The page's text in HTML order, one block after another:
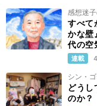
感想迷
すべて
かな壁
代の空
連載
シン・
どうし
のか？